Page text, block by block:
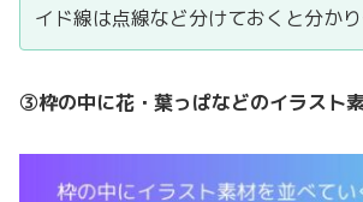
イド線は点線など分けておくと分かり
③枠の中に花・葉っぱなどのイラスト